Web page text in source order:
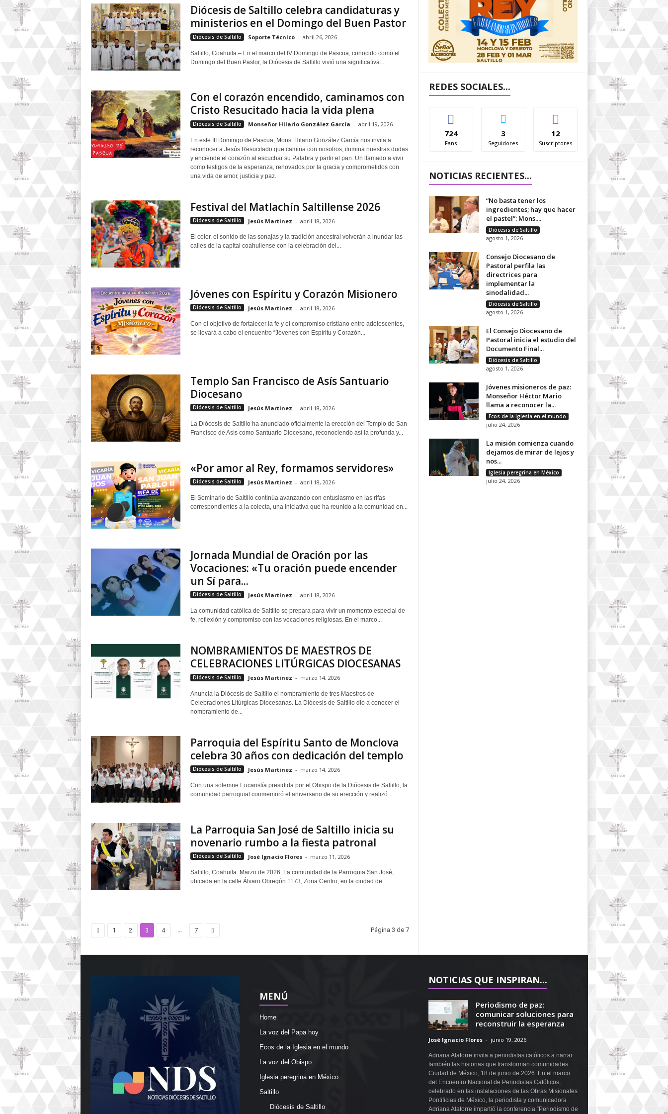
l
Diócesis de Saltillo celebra candidaturas y
ministerios en el Domingo del Buen Pastor
Diócesis de Saltillo Soporte Técnico - abril 26, 2026
Saltillo, Coahuila.– En el marco del IV Domingo de Pascua, conocido como el
Domingo del Buen Pastor, la Diócesis de Saltillo vivió una significativa...
Con el corazón encendido, caminamos con
Cristo Resucitado hacia la vida plena
Diócesis de Saltillo Monseñor Hilario González García - abril 19, 2026
En este III Domingo de Pascua, Mons. Hilario González García nos invita a
reconocer a Jesús Resucitado que camina con nosotros, ilumina nuestras dudas
y enciende el corazón al escuchar su Palabra y partir el pan. Un llamado a vivir
como testigos de la esperanza, renovados por la gracia y comprometidos con
una vida de amor, justicia y paz.
Festival del Matlachín Saltillense 2026
Diócesis de Saltillo Jesús Martinez - abril 18, 2026
El color, el sonido de las sonajas y la tradición ancestral volverán a inundar las
calles de la capital coahuilense con la celebración del...
Jóvenes con Espíritu y Corazón Misionero
Diócesis de Saltillo Jesús Martinez - abril 18, 2026
Con el objetivo de fortalecer la fe y el compromiso cristiano entre adolescentes,
se llevará a cabo el encuentro “Jóvenes con Espíritu y Corazón...
Templo San Francisco de Asís Santuario
Diocesano
Diócesis de Saltillo Jesús Martinez - abril 18, 2026
La Diócesis de Saltillo ha anunciado oficialmente la erección del Templo de San
Francisco de Asís como Santuario Diocesano, reconociendo así la profunda y...
«Por amor al Rey, formamos servidores»
Diócesis de Saltillo Jesús Martinez - abril 18, 2026
El Seminario de Saltillo continúa avanzando con entusiasmo en las rifas
correspondientes a la colecta, una iniciativa que ha reunido a la comunidad en...
Jornada Mundial de Oración por las
Vocaciones: «Tu oración puede encender
un Sí para...
Diócesis de Saltillo Jesús Martinez - abril 18, 2026
La comunidad católica de Saltillo se prepara para vivir un momento especial de
fe, reflexión y compromiso con las vocaciones religiosas. En el marco...
NOMBRAMIENTOS DE MAESTROS DE
CELEBRACIONES LITÚRGICAS DIOCESANAS
Diócesis de Saltillo Jesús Martinez - marzo 14, 2026
Anuncia la Diócesis de Saltillo el nombramiento de tres Maestros de
Celebraciones Litúrgicas Diocesanas. La Diócesis de Saltillo dio a conocer el
nombramiento de...
Parroquia del Espíritu Santo de Monclova
celebra 30 años con dedicación del templo
Diócesis de Saltillo Jesús Martinez - marzo 14, 2026
Con una solemne Eucaristía presidida por el Obispo de la Diócesis de Saltillo, la
comunidad parroquial conmemoró el aniversario de su erección y realizó...
La Parroquia San José de Saltillo inicia su
novenario rumbo a la fiesta patronal
Diócesis de Saltillo José Ignacio Flores - marzo 11, 2026
Saltillo, Coahuila. Marzo de 2026. La comunidad de la Parroquia San José,
ubicada en la calle Álvaro Obregón 1173, Zona Centro, en la ciudad de...
1 2 3 4 7 Página 3 de 7
REDES SOCIALES...
724
Fans
3
Seguidores
12
Suscriptores
NOTICIAS RECIENTES...
“No basta tener los
ingredientes; hay que hacer
el pastel”: Mons....
Diócesis de Saltillo
agosto 1, 2026
Consejo Diocesano de
Pastoral perfila las
directrices para
implementar la
sinodalidad...
Diócesis de Saltillo
agosto 1, 2026
El Consejo Diocesano de
Pastoral inicia el estudio del
Documento Final...
Diócesis de Saltillo
agosto 1, 2026
Jóvenes misioneros de paz:
Monseñor Héctor Mario
llama a reconocer la...
Ecos de la Iglesia en el mundo
julio 24, 2026
La misión comienza cuando
dejamos de mirar de lejos y
nos...
Iglesia peregrina en México
julio 24, 2026
MENÚ
Home
La voz del Papa hoy
Ecos de la Iglesia en el mundo
La voz del Obispo
Iglesia peregrina en México
Saltillo
Diócesis de Saltillo
NOTICIAS QUE INSPIRAN...
Periodismo de paz:
comunicar soluciones para
reconstruir la esperanza
José Ignacio Flores - junio 19, 2026
Adriana Alatorre invita a periodistas católicos a narrar
también las historias que transforman comunidades
Ciudad de México, 18 de junio de 2026. En el marco
del Encuentro Nacional de Periodistas Católicos,
celebrado en las instalaciones de las Obras Misionales
Pontificias de México, la periodista y comunicadora
Adriana Alatorre impartió la conferencia “Periodismo de